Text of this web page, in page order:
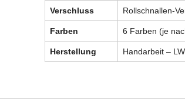
Verschluss Rollschnallen-
Farben 6 Farben (je
Herstellung Handarbeit –